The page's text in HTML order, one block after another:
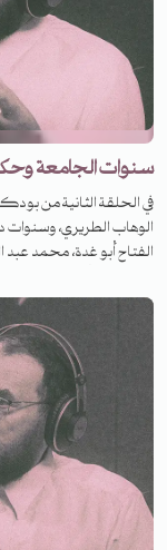
سنوات الجامعة
في الحلقة الثانية من
الوهاب الطريري،
الفتاح أبو غدة، محمد
لمفتاح شخصية الشيخ ناصر